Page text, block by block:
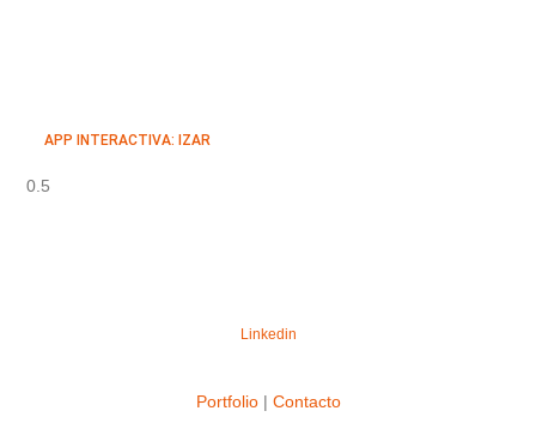
APP INTERACTIVA: IZAR
Linkedin
Portfolio| Contacto